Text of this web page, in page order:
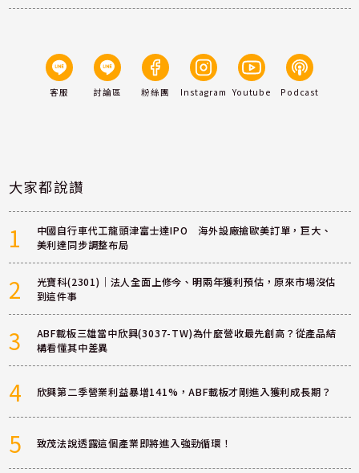
客服 討論區 粉絲團 Instagram Youtube Podcast
大家都說讚
1
中國自行車代工龍頭津富士達IPO 海外設廠搶歐美訂單，巨大、
美利達同步調整布局
2
光寶科(2301)｜法人全面上修今、明兩年獲利預估，原來市場沒估
到這件事
3
ABF載板三雄當中欣興(3037-TW)為什麼營收最先創高？從產品結
構看懂其中差異
4 欣興第二季營業利益暴增141%，ABF載板才剛進入獲利成長期？
5 致茂法說透露這個產業即將進入強勁循環！